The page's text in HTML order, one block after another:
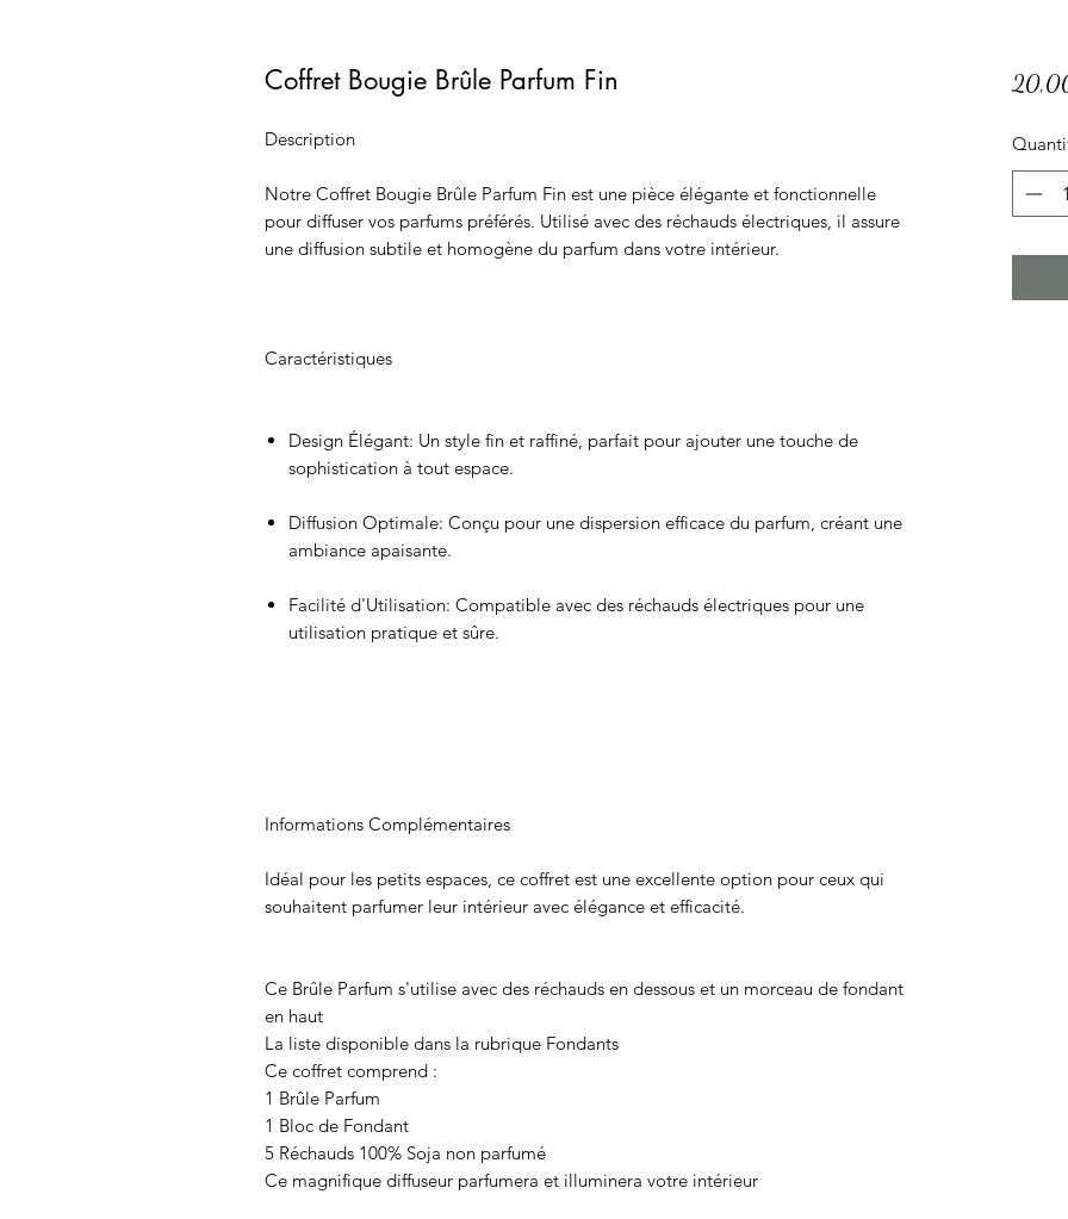
Coffret Bougie Brûle Parfum Fin
Description
Notre Coffret Bougie Brûle Parfum Fin est une pièce élégante et fonctionnelle
pour diffuser vos parfums préférés. Utilisé avec des réchauds électriques, il assure
une diffusion subtile et homogène du parfum dans votre intérieur.
Caractéristiques
Design Élégant: Un style fin et raffiné, parfait pour ajouter une touche de
sophistication à tout espace.
Diffusion Optimale: Conçu pour une dispersion efficace du parfum, créant une
ambiance apaisante.
Facilité d'Utilisation: Compatible avec des réchauds électriques pour une
utilisation pratique et sûre.
Informations Complémentaires
Idéal pour les petits espaces, ce coffret est une excellente option pour ceux qui
souhaitent parfumer leur intérieur avec élégance et efficacité.
Ce Brûle Parfum s'utilise avec des réchauds en dessous et un morceau de fondant
en haut
La liste disponible dans la rubrique Fondants
Ce coffret comprend :
1 Brûle Parfum
1 Bloc de Fondant
5 Réchauds 100% Soja non parfumé
Ce magnifique diffuseur parfumera et illuminera votre intérieur